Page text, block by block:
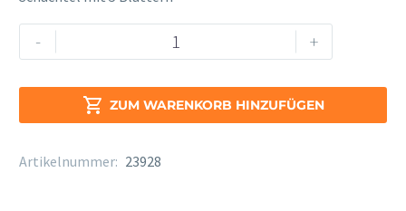
-
D`ADDARIO
Select
Filed
2H
+
 ZUM WARENKORB HINZUFÜGEN
Alternative:
Artikelnummer: 23928